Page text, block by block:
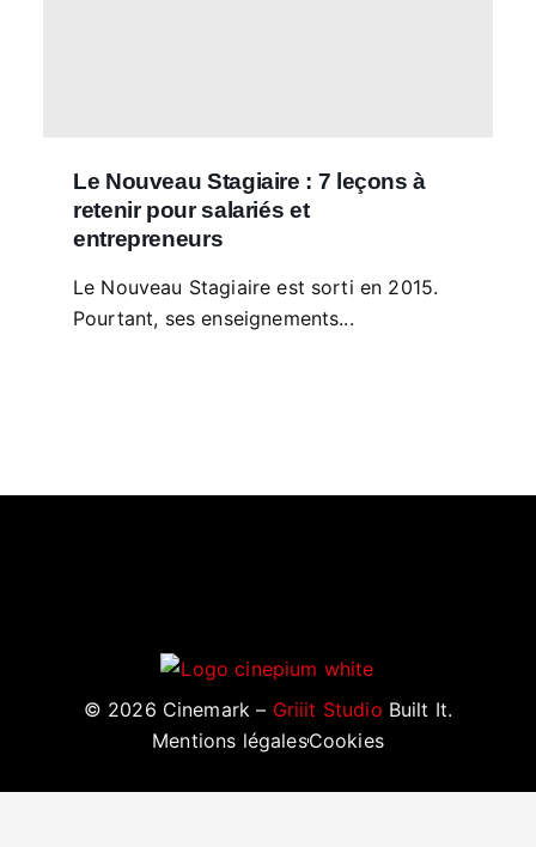
Le Nouveau Stagiaire : 7 leçons à
retenir pour salariés et
entrepreneurs
Le Nouveau Stagiaire est sorti en 2015.
Pourtant, ses enseignements...
© 2026 Cinemark – Griiit Studio Built It.
Mentions légalesCookies